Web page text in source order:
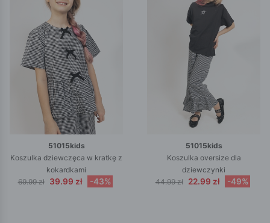
51015kids
Koszulka dziewczęca w kratkę z
kokardkami
69.99 zł
39.99 zł -43%
51015kids
Koszulka oversize dla
dziewczynki
44.99 zł
22.99 zł -49%